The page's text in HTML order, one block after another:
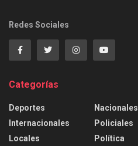
Redes Sociales
Categorías
Deportes
Internacionales
Locales
Nacionales
Policiales
Política